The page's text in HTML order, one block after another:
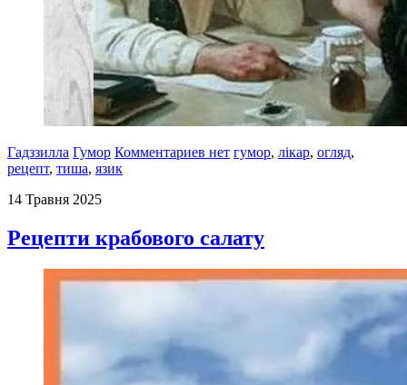
Гадззилла Гумор Комментариев нет гумор, лікар, огляд,
рецепт, тиша, язик
14 Травня 2025
Рецепти крабового салату